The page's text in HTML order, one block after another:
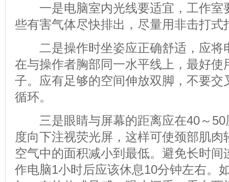
一是电脑室内光线要适宜，工作室
些有害气体尽快排出，尽量用非击打式
二是操作时坐姿应正确舒适，应将
在与操作者胸部同一水平线上，最好使
子。应有足够的空间伸放双脚，不要交
循环。
三是眼睛与屏幕的距离应在40～50
度向下注视荧光屏，这样可使颈部肌
空气中的面积减小到最低。避免长时
作电脑1小时后应该休息10分钟左右。